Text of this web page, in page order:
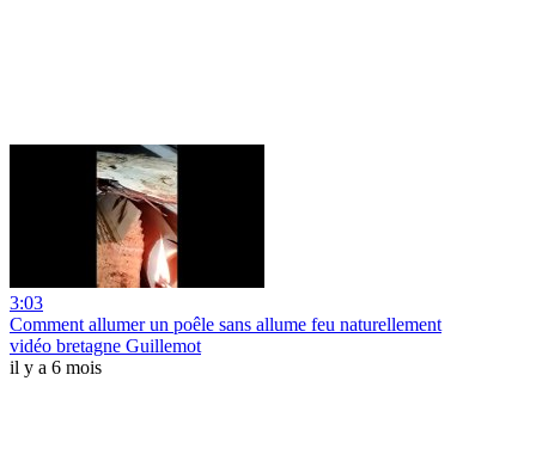
3:03
Comment allumer un poêle sans allume feu naturellement
vidéo bretagne Guillemot
il y a 6 mois